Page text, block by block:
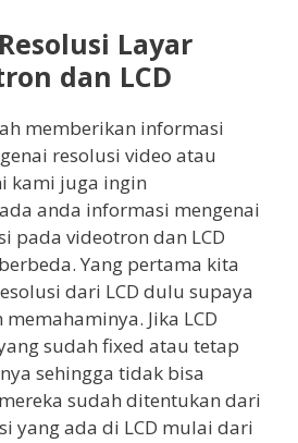
Layar
dan LCD
memberikan informasi
resolusi video atau
kami juga ingin
anda informasi mengenai
pada videotron dan LCD
Yang pertama kita
dari LCD dulu supaya
Jika LCD
sudah fixed atau tetap
sehingga tidak bisa
sudah ditentukan dari
yang ada di LCD mulai dari